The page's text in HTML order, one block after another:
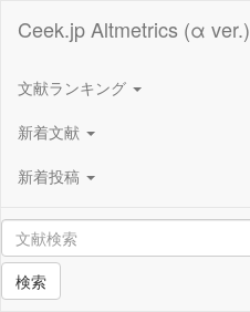
Ceek.jp Altmetrics (α ver.)
文献ランキング
新着文献
新着投稿
検索